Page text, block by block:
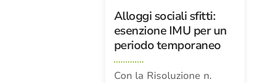
Alloggi sociali sfitti:
esenzione IMU per un
periodo temporaneo
Con la Risoluzione n.